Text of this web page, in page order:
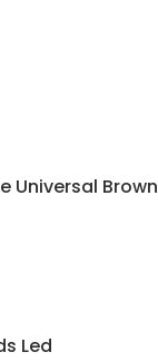
Universal Brown
Led